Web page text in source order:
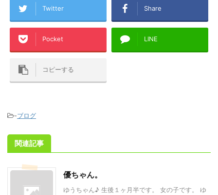
Twitter Share
Pocket LINE
コピーする
-ブログ
関連記事
優ちゃん。
ゆうちゃん♪ 生後１ヶ月半です。 女の子です。 ゆ